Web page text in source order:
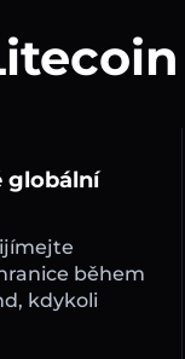
globální
během
kdykoli